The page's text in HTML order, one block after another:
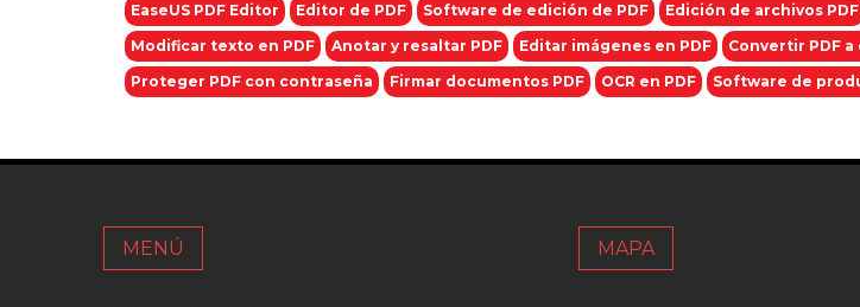
EaseUS PDF Editor Editor de PDF Software de edición de PDF Edición de archivos PDF
Modificar texto en PDF
Anotar y resaltar PDF Editar imágenes en PDF Convertir PDF
Proteger PDF con contraseña
Firmar documentos PDF OCR en PDF Software de
MENÚ MAPA